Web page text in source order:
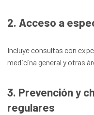
2. Acceso a
Incluye consultas con
medicina general y otras
3. Prevención y
regulares